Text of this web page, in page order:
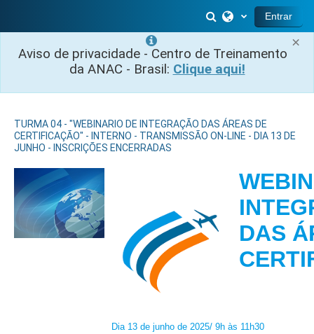
×
Aviso de privacidade - Centro de Treinamento
da ANAC - Brasil: Clique aqui!
Alternar entrada
Entrar
TURMA 04 - "WEBINARIO DE INTEGRAÇÃO DAS ÁREAS DE
CERTIFICAÇÃO" - INTERNO - TRANSMISSÃO ON-LINE - DIA 13 DE
JUNHO - INSCRIÇÕES ENCERRADAS
DAS
Dia 13 de junho de 2025/ 9h às 11h30